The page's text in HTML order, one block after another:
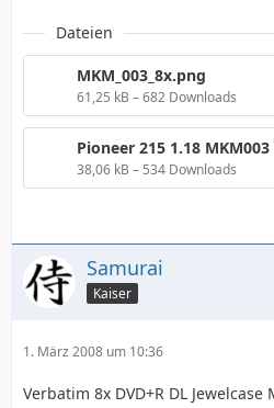
Dateien
MKM_003_8x.png
61,25 kB – 682 Downloads
Pioneer 215 1.18
38,06 kB – 534 Downloads
Samurai
Kaiser
1. März 2008 um 10:36
Verbatim 8x DVD+R DL